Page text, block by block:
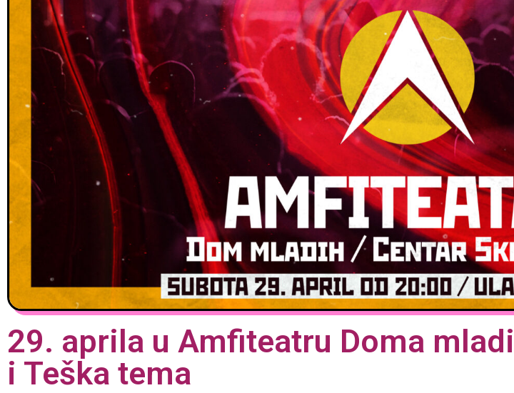
29. aprila u Amfiteatru Doma
i Teška tema